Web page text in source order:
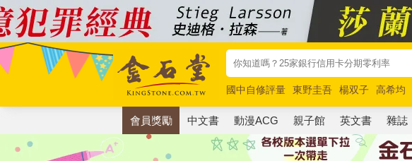
國中自修評量 東野圭吾 楊双子 高希均
唯紅花綻放
奧德賽 路邊攤新作 馬斯克
會員獎勵 中文書 動漫ACG 親子館 英文書 雜誌